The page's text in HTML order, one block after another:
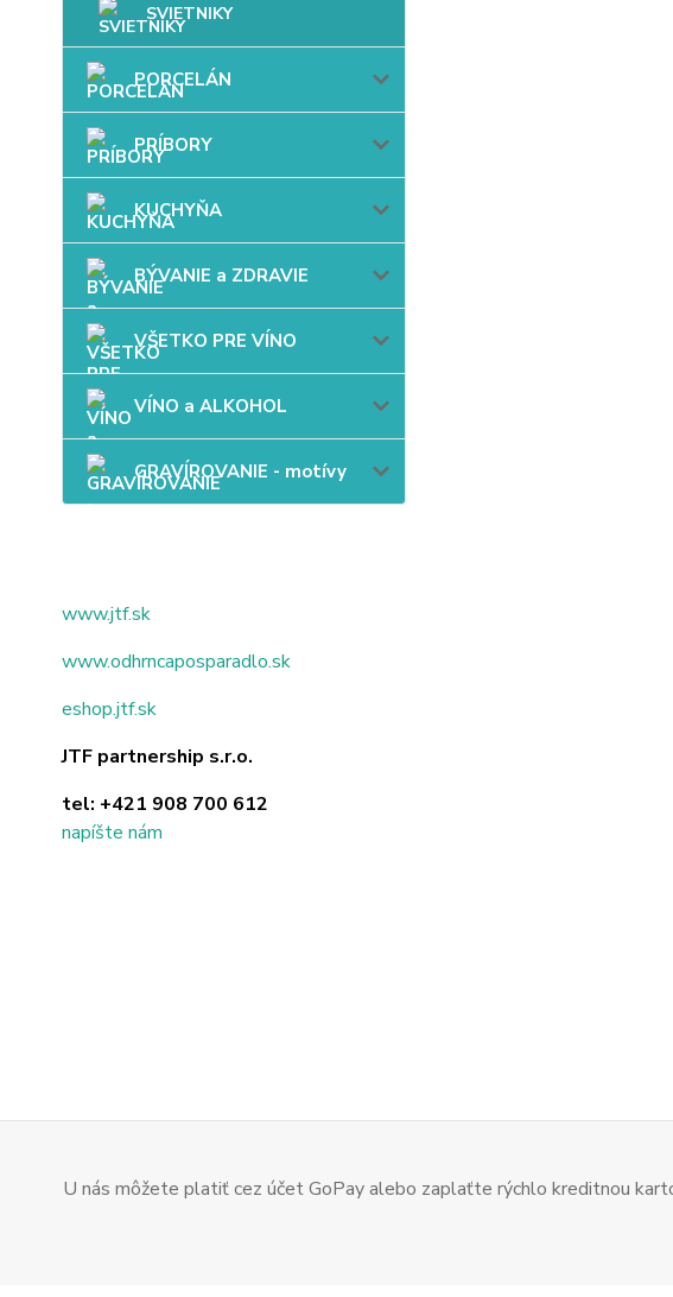
SVIETNIKY
PORCELÁN
PRÍBORY
KUCHYŇA
BÝVANIE a ZDRAVIE
VŠETKO PRE VÍNO
VÍNO a ALKOHOL
GRAVÍROVANIE - motívy
www.jtf.sk
www.odhrncaposparadlo.sk
eshop.jtf.sk
JTF partnership s.r.o.
tel: +421 908 700 612
napíšte nám
U nás môžete platiť cez účet GoPay alebo zaplaťte rýchlo kreditnou